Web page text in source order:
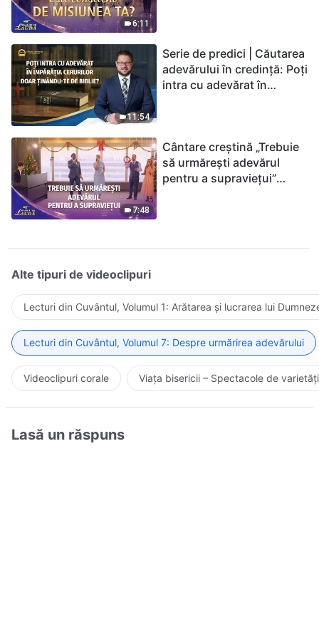
6:11
11:54
Serie de predici | Căutarea
adevărului în credință: Poți
intra cu adevărat în
7:48
Cântare creștină „Trebuie
să urmărești adevărul
pentru a supraviețui”
Alte tipuri de videoclipuri
Lecturi din Cuvântul, Volumul 1: Arătarea și lucrarea lui
Lecturi din Cuvântul, Volumul 7: Despre urmărirea adevărului
Videoclipuri corale Viața bisericii – Spectacole de varietăți
Lasă un răspuns